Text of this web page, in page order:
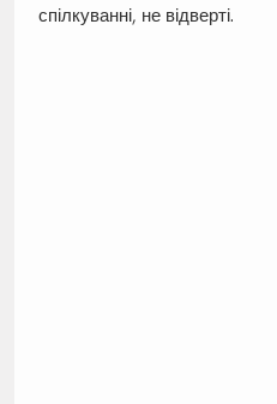
спілкуванні, не відверті.